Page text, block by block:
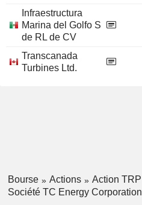
Infraestructura
Marina del Golfo S
de RL de CV
Transcanada
Turbines Ltd.
Bourse Actions
Action TRP
Société TC Energy Corporation